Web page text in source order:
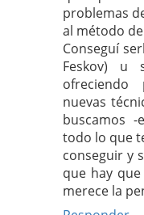
problemas
al método
Conseguí
Feskov) u
nuevas
buscamos
todo lo que
conseguir y
que hay
merece la